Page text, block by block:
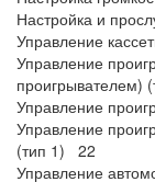
Настройка и
Управление
Управление
проигрывателем)
Управление
Управление
(тип 1) 22
Управление